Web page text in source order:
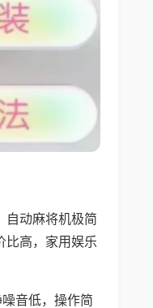
自动麻将机极简
比高，家用娱乐
音低，操作简